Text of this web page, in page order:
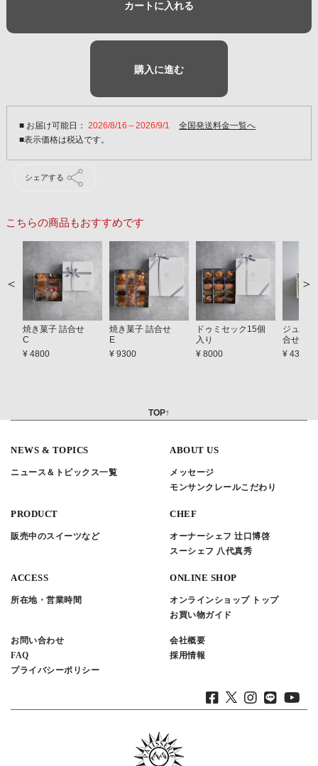
カートに入れる
購入に進む
■ お届け可能日：2026/8/16～2026/9/1 全国発送料金一覧へ
シェアする
こちらの商品もおすすめです
焼き菓子 詰合せ
C
¥ 4800
焼き菓子 詰合せ
E
¥ 9300
ドゥミセック15個
入り
¥ 8000
ジュレ
合せ A
¥ 4300
TOP↑
NEWS & TOPICS
ニュース＆トピックス一覧
ABOUT US
メッセージ
モンサンクレールこだわり
PRODUCT
販売中のスイーツなど
CHEF
オーナーシェフ 辻口博啓
スーシェフ 八代真秀
ACCESS
所在地・営業時間
ONLINE SHOP
オンラインショップ トップ
お買い物ガイド
お問い合わせ
FAQ
プライバシーポリシー
会社概要
採用情報